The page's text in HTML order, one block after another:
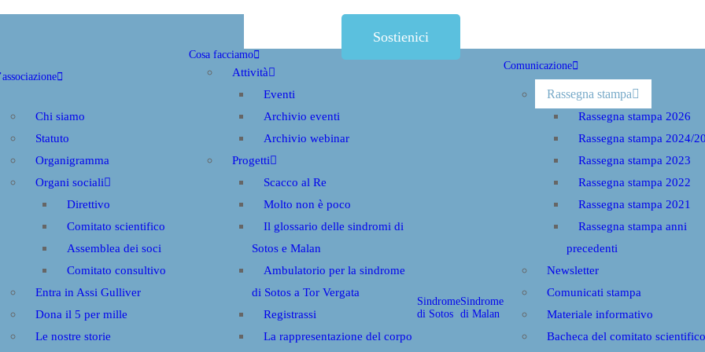
Chi siamo
Statuto
Organigramma
Organi sociali
Direttivo
Comitato scientifico
Assemblea dei soci
Comitato consultivo
Entra in Assi Gulliver
Dona il 5 per mille
Le nostre storie
Cosa facciamo
Attività
Eventi
Archivio eventi
Archivio webinar
Progetti
Scacco al Re
Molto non è poco
Il glossario delle sindromi di
Sotos e Malan
Ambulatorio per la sindrome
di Sotos a Tor Vergata
Registrassi
La rappresentazione del corpo
Sindrome
di Sotos
Sindrome
di Malan
Comunicazione
Rassegna stampa
Rassegna stampa 2026
Rassegna stampa 2024/
Rassegna stampa 2023
Rassegna stampa 2022
Rassegna stampa 2021
Rassegna stampa anni
precedenti
Newsletter
Comunicati stampa
Materiale informativo
Bacheca del comitato scientifico
Sostienici